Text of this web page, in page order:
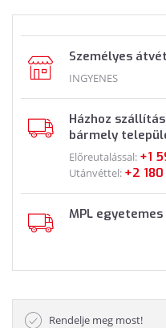
Személyes
INGYENES
Házhoz
bármely
Előreutalással: +1
Utánvéttel: +2
MPL
Rendelje meg most!